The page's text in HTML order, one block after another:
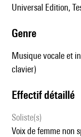
Universal Edition,
genre
Musique vocale et
clavier)
effectif détaillé
Soliste(s)
voix de femme